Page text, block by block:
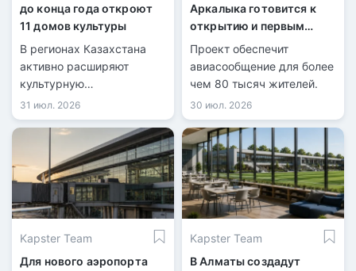
до конца года откроют
11 домов культуры
В регионах Казахстана
активно расширяют
культурную
инфраструктуру.
31 июл. 2026
Аркалыка готовится к
открытию и первым
рейсам
Проект обеспечит
авиасообщение для более
чем 80 тысяч жителей.
30 июл. 2026
Kapster Team
Для нового аэропорта
Kapster Team
В Алматы создадут